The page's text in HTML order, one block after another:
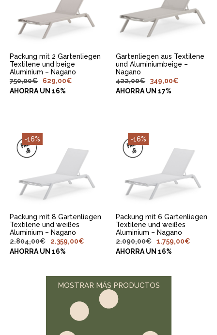
WARENKORB
LEGEN
Packung mit 2 Gartenliegen
Textilene und beige
Aluminium – Nagano
750,00€ 629,00€
AHORRA UN 16%
WARENKORB
LEGEN
Gartenliegen aus Textilene
und Aluminiumbeige –
Nagano
422,00€ 349,00€
AHORRA UN 17%
-16%
IN DEN
WARENKORB
LEGEN
Packung mit 8 Gartenliegen
Textilene und weißes
Aluminium – Nagano
2.804,00€ 2.359,00€
AHORRA UN 16%
-16%
IN DEN
WARENKORB
LEGEN
Packung mit 6 Gartenliegen
Textilene und weißes
Aluminium – Nagano
2.090,00€ 1.759,00€
AHORRA UN 16%
MOSTRAR MÁS PRODUCTOS